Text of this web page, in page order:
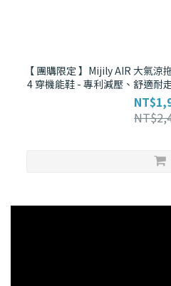
【 團購限定 】Mijily AIR 大氣
4 穿機能鞋 - 專利減壓、舒適耐
拖 / 羅馬拖 /